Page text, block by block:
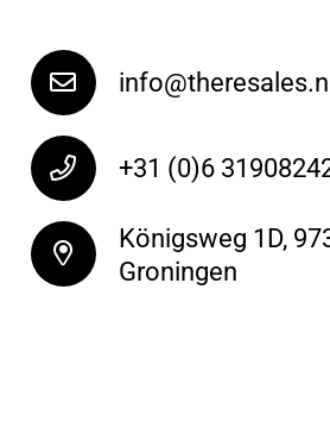
+31 (0)6
Königs­weg 1D,
Groningen